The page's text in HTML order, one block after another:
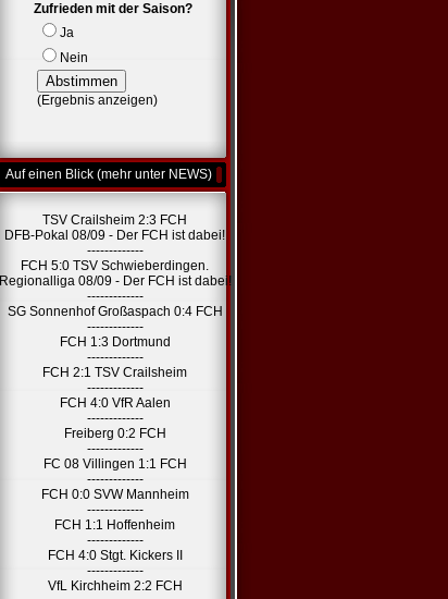
Zufrieden mit der Saison?
Ja
Nein
(Ergebnis anzeigen)
Auf einen Blick (mehr unter NEWS)
TSV Crailsheim 2:3 FCH
DFB-Pokal 08/09 - Der FCH ist dabei!
-------------
FCH 5:0 TSV Schwieberdingen.
Regionalliga 08/09 - Der FCH ist dabei!
-------------
SG Sonnenhof Großaspach 0:4 FCH
-------------
FCH 1:3 Dortmund
-------------
FCH 2:1 TSV Crailsheim
-------------
FCH 4:0 VfR Aalen
-------------
Freiberg 0:2 FCH
-------------
FC 08 Villingen 1:1 FCH
-------------
FCH 0:0 SVW Mannheim
-------------
FCH 1:1 Hoffenheim
-------------
FCH 4:0 Stgt. Kickers II
-------------
VfL Kirchheim 2:2 FCH